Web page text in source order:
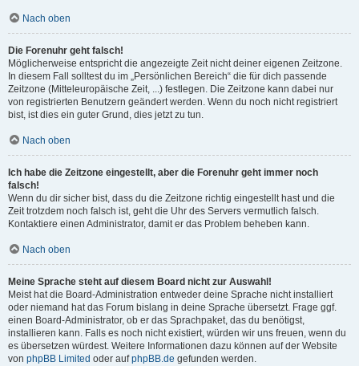
Nach oben
Die Forenuhr geht falsch!
Möglicherweise entspricht die angezeigte Zeit nicht deiner eigenen Zeitzone.
In diesem Fall solltest du im „Persönlichen Bereich“ die für dich passende
Zeitzone (Mitteleuropäische Zeit, ...) festlegen. Die Zeitzone kann dabei nur
von registrierten Benutzern geändert werden. Wenn du noch nicht registriert
bist, ist dies ein guter Grund, dies jetzt zu tun.
Nach oben
Ich habe die Zeitzone eingestellt, aber die Forenuhr geht immer noch
falsch!
Wenn du dir sicher bist, dass du die Zeitzone richtig eingestellt hast und die
Zeit trotzdem noch falsch ist, geht die Uhr des Servers vermutlich falsch.
Kontaktiere einen Administrator, damit er das Problem beheben kann.
Nach oben
Meine Sprache steht auf diesem Board nicht zur Auswahl!
Meist hat die Board-Administration entweder deine Sprache nicht installiert
oder niemand hat das Forum bislang in deine Sprache übersetzt. Frage ggf.
einen Board-Administrator, ob er das Sprachpaket, das du benötigst,
installieren kann. Falls es noch nicht existiert, würden wir uns freuen, wenn du
es übersetzen würdest. Weitere Informationen dazu können auf der Website
von phpBB Limited oder aufphpBB.de gefunden werden.